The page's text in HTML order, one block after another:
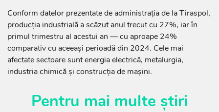
Conform datelor prezentate de administrația de la Tiraspol,
producția industrială a scăzut anul trecut cu 27%, iar în
primul trimestru al acestui an — cu aproape 24%
comparativ cu aceeași perioadă din 2024. Cele mai
afectate sectoare sunt energia electrică, metalurgia,
industria chimică și construcția de mașini.
Pentru mai multe știri